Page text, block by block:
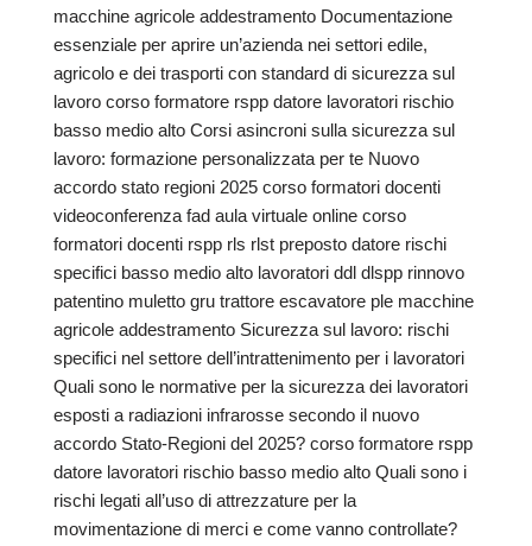
macchine agricole addestramento Documentazione
essenziale per aprire un’azienda nei settori edile,
agricolo e dei trasporti con standard di sicurezza sul
lavoro corso formatore rspp datore lavoratori rischio
basso medio alto Corsi asincroni sulla sicurezza sul
lavoro: formazione personalizzata per te Nuovo
accordo stato regioni 2025 corso formatori docenti
videoconferenza fad aula virtuale online corso
formatori docenti rspp rls rlst preposto datore rischi
specifici basso medio alto lavoratori ddl dlspp rinnovo
patentino muletto gru trattore escavatore ple macchine
agricole addestramento Sicurezza sul lavoro: rischi
specifici nel settore dell’intrattenimento per i lavoratori
Quali sono le normative per la sicurezza dei lavoratori
esposti a radiazioni infrarosse secondo il nuovo
accordo Stato-Regioni del 2025? corso formatore rspp
datore lavoratori rischio basso medio alto Quali sono i
rischi legati all’uso di attrezzature per la
movimentazione di merci e come vanno controllate?